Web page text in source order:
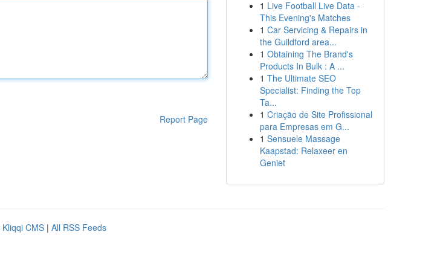
Report Page
1 Live Football Live Data -
This Evening's Matches
1 Car Servicing & Repairs in
the Guildford area...
1 Obtaining The Brand's
Products In Bulk : A ...
1 The Ultimate SEO
Specialist: Finding the Top
Ta...
1 Criação de Site Profissional
para Empresas em G...
1 Sensuele Massage
Kaapstad: Relaxeer en
Geniet
Kliqqi CMS | All RSS Feeds